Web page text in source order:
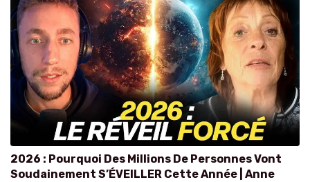
2026 : Pourquoi Des Millions De Personnes Vont
Soudainement S’ÉVEILLER Cette Année | Anne